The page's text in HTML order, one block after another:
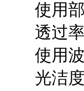
使用部
透过率
使用波
光洁度